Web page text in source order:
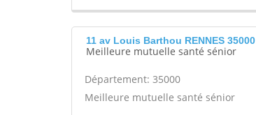
11 av Louis Barthou RENNES 35000
Meilleure mutuelle santé sénior
Département: 35000
Meilleure mutuelle santé sénior